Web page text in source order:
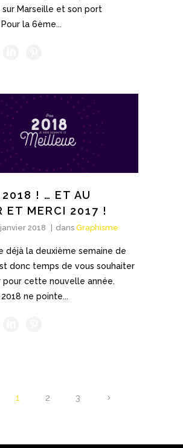
Marseille et son port
la 6ème...
! … ET AU
ET MERCI 2017 !
2018 dans Graphisme
déjà la deuxième semaine de
donc temps de vous souhaiter
pour cette nouvelle année.
ne pointe...
1 2 3